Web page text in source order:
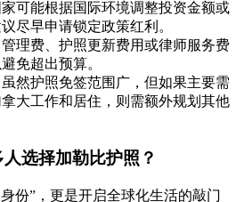
可能根据国际环境调整投资金额或
尽早申请锁定政策红利。
理费、护照更新费用或律师服务费
免超出预算。
然护照免签范围广，但如果主要需
大工作和居住，则需额外规划其他
选择加勒比护照？
份”，更是开启全球化生活的敲门